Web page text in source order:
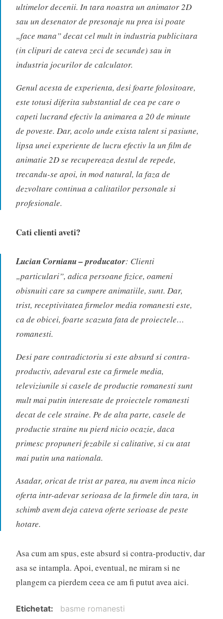
ultimelor decenii. In tara noastra un animator 2D
sau un desenator de presonaje nu prea isi poate
„face mana” decat cel mult in industria publicitara
(in clipuri de cateva zeci de secunde) sau in
industria jocurilor de calculator.
Genul acesta de experienta, desi foarte folositoare,
este totusi diferita substantial de cea pe care o
capeti lucrand efectiv la animarea a 20 de minute
de poveste. Dar, acolo unde exista talent si pasiune,
lipsa unei experiente de lucru efectiv la un film de
animatie 2D se recupereaza destul de repede,
trecandu-se apoi, in mod natural, la faza de
dezvoltare continua a calitatilor personale si
profesionale.
Cati clienti aveti?
Lucian Cornianu – producator: Clienti
„particulari”, adica persoane fizice, oameni
obisnuiti care sa cumpere animatiile, sunt. Dar,
trist, receptivitatea firmelor media romanesti este,
ca de obicei, foarte scazuta fata de proiectele…
romanesti.
Desi pare contradictoriu si este absurd si contra-
productiv, adevarul este ca firmele media,
televiziunile si casele de productie romanesti sunt
mult mai putin interesate de proiectele romanesti
decat de cele straine. Pe de alta parte, casele de
productie straine nu pierd nicio ocazie, daca
primesc propuneri fezabile si calitative, si cu atat
mai putin una nationala.
Asadar, oricat de trist ar parea, nu avem inca nicio
oferta intr-adevar serioasa de la firmele din tara, in
schimb avem deja cateva oferte serioase de peste
hotare.
Asa cum am spus, este absurd si contra-productiv, dar
asa se intampla. Apoi, eventual, ne miram si ne
plangem ca pierdem ceea ce am fi putut avea aici.
Etichetat basme romanesti